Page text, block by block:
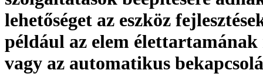
lehetőséget az eszköz
például az elem élettartamának
vagy az automatikus